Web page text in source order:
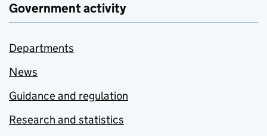
Government activity
Departments
News
Guidance and regulation
Research and statistics